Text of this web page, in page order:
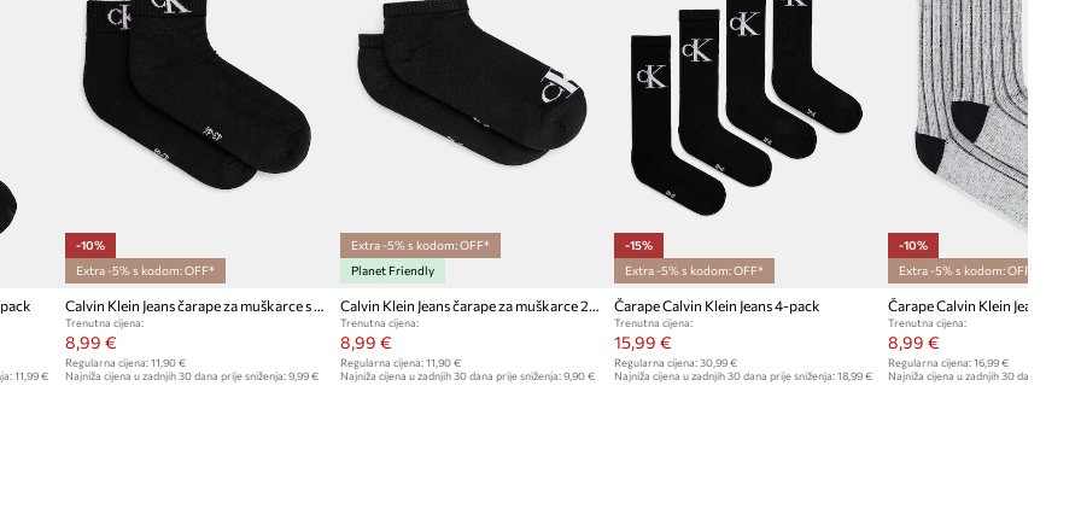
11,99 €
-10%
Extra -5% s kodom: OFF*
Calvin Klein Jeans čarape za muškarce s pamukom 2-pack
Trenutna cijena:
8,99 €
Regularna cijena: 11,90 €
Najniža cijena u zadnjih 30 dana prije sniženja: 9,99 €
Extra -5% s kodom: OFF*
Planet Friendly
Calvin Klein Jeans čarape za muškarce 2-pack
Trenutna cijena:
8,99 €
Regularna cijena: 11,90 €
Najniža cijena u zadnjih 30 dana prije sniženja: 9,90 €
-15%
Extra -5% s kodom: OFF*
Čarape Calvin Klein Jeans 4-pack
Trenutna cijena:
15,99 €
Regularna cijena:30,99 €
Najniža cijena u zadnjih 30 dana prije sniženja:18,99 €
-10%
Extra -5% s kodom: OFF*
Čarape Calvin Klein Jeans
Trenutna cijena:
8,99 €
Regularna cijena: 16,99 €
Najniža cijena u zadnjih 30 dana prije